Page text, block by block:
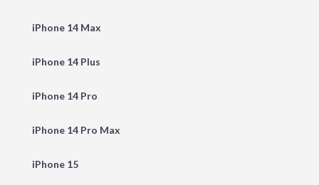
iPhone 14 Max
iPhone 14 Plus
iPhone 14 Pro
iPhone 14 Pro Max
iPhone 15